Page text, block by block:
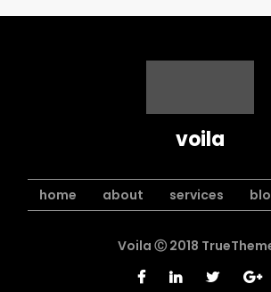
voila
home about services
Voila Ⓒ 2018